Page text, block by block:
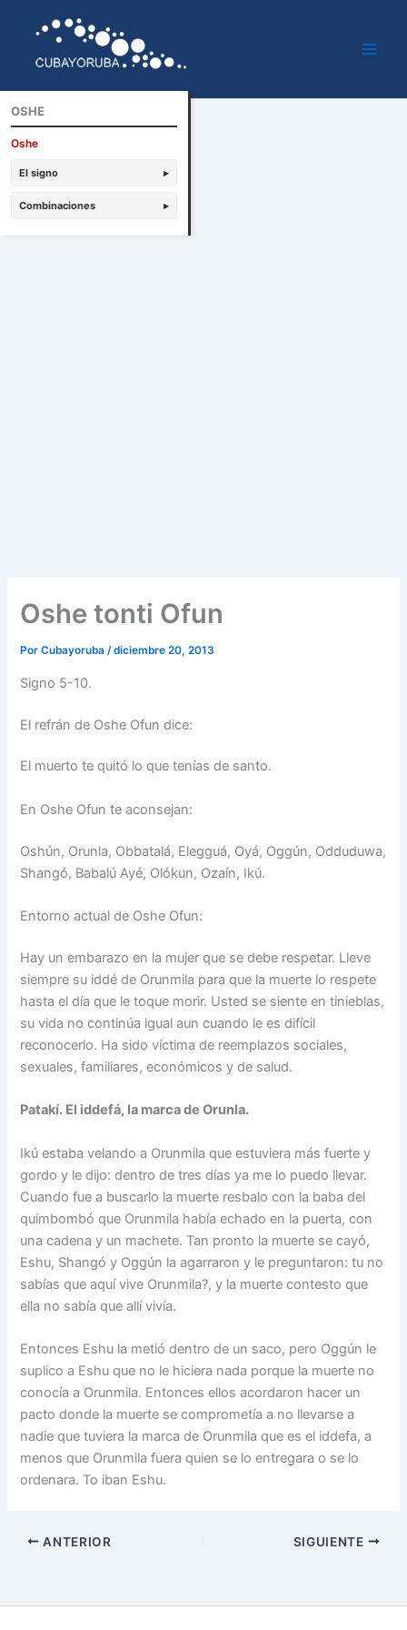
contenido
Oshe tonti Ofun
PorCubayoruba/diciembre 20, 2013
Signo 5-10.
El refrán de Oshe Ofun dice:
El muerto te quitó lo que tenías de santo.
En Oshe Ofun te aconsejan:
Oshún, Orunla, Obbatalá, Elegguá, Oyá, Oggún, Odduduwa,
Shangó, Babalú Ayé, Olókun, Ozaín, Ikú.
Entorno actual de Oshe Ofun:
Hay un embarazo en la mujer que se debe respetar. Lleve
siempre su iddé de Orunmila para que la muerte lo respete
hasta el día que le toque morir. Usted se siente en tinieblas,
su vida no continúa igual aun cuando le es difícil
reconocerlo. Ha sido víctima de reemplazos sociales,
sexuales, familiares, económicos y de salud.
Patakí. El iddefá, la marca de Orunla.
Ikú estaba velando a Orunmila que estuviera más fuerte y
gordo y le dijo: dentro de tres días ya me lo puedo llevar.
Cuando fue a buscarlo la muerte resbalo con la baba del
quimbombó que Orunmila había echado en la puerta, con
una cadena y un machete. Tan pronto la muerte se cayó,
Eshu, Shangó y Oggún la agarraron y le preguntaron: tu no
sabías que aquí vive Orunmila?, y la muerte contesto que
ella no sabía que allí vivía.
Entonces Eshu la metió dentro de un saco, pero Oggún le
suplico a Eshu que no le hiciera nada porque la muerte no
conocía a Orunmila. Entonces ellos acordaron hacer un
pacto donde la muerte se comprometía a no llevarse a
nadie que tuviera la marca de Orunmila que es el iddefa, a
menos que Orunmila fuera quien se lo entregara o se lo
ordenara. To iban Eshu.
ANTERIOR SIGUIENTE
OSHE
Oshe
El signo ▸
Combinaciones ▸